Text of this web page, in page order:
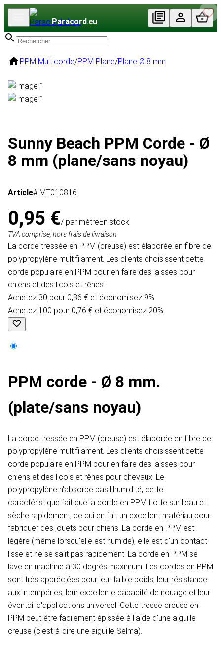
Paracord.eu
PPM Multicorde/PPM Plane/Plane Ø 8 mm
Sunny Beach PPM Corde - Ø
8 mm (plane/sans noyau)
Article# MT010816
0,95 €/ par mètreEn stock
TVA comprise, hors frais de livraison
La corde tressée en PPM (creuse) est élaborée en fibre de
polypropylène multifilament. Les clients choisissent cette
corde populaire en PPM pour en faire des laisses pour
chiens et des licols et rênes
Achetez 30 pour 0,86 € et économisez 9%
Achetez 100 pour 0,76 € et économisez 20%
PPM corde - Ø 8 mm.
(plate/sans noyau)
La corde tressée en PPM (creuse) est élaborée en fibre de
polypropylène multifilament. Les clients choisissent cette
corde populaire en PPM pour en faire des laisses pour
chiens et des licols et rênes pour chevaux. Le
polypropylène n'absorbe pas l'humidité, cette
caractéristique fait que la corde en PPM flotte sur l'eau et
sèche rapidement, ce qui en fait un excellent matériau pour
fabriquer des jouets pour chiens. La corde en PPM est
légère (même lorsqu'elle est humide), elle est d'un contact
lisse et ne se salit pas rapidement. La corde en PPM se
lave en machine à 30 degrés maximum. Les cordes en PPM
sont très appréciées pour leur faible poids, leur résistance
aux intempéries, leur excellente capacité de nouage et leur
éventail d'applications universel. Cette tresse creuse en
PPM peut être facilement épissée à l'aide d'une aiguille
creuse (c'est-à-dire une aiguille Selma).